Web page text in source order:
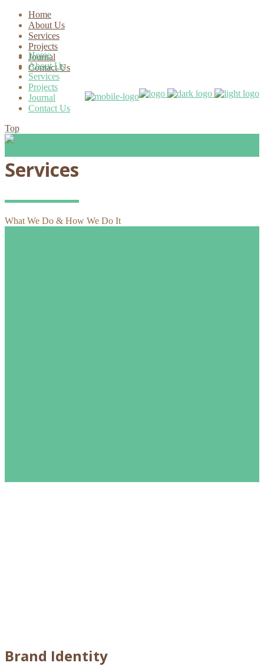
Home
About Us
Services
Projects
Journal
Contact Us
Home
About Us
Services
Projects
Journal
Contact Us
Top
Services
What We Do & How We Do It
Brand Identity